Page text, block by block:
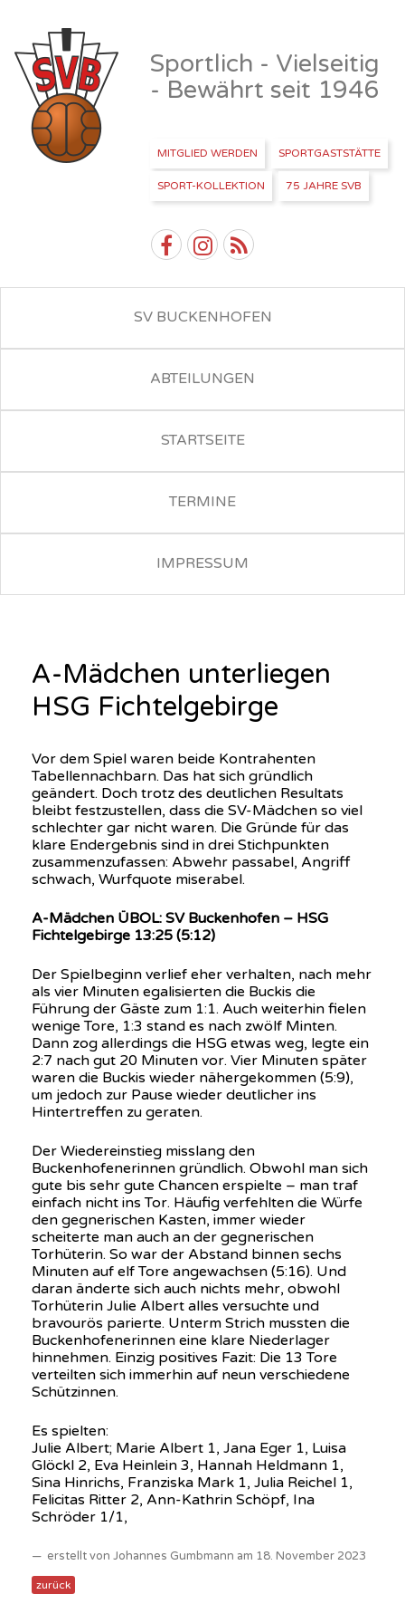
Sportlich - Vielseitig
- Bewährt seit 1946
MITGLIED WERDEN SPORTGASTSTÄTTE
SPORT-KOLLEKTION 75 JAHRE SVB
SV BUCKENHOFEN
ABTEILUNGEN
STARTSEITE
TERMINE
IMPRESSUM
A-Mädchen unterliegen
HSG Fichtelgebirge
Vor dem Spiel waren beide Kontrahenten
Tabellennachbarn. Das hat sich gründlich
geändert. Doch trotz des deutlichen Resultats
bleibt festzustellen, dass die SV-Mädchen so viel
schlechter gar nicht waren. Die Gründe für das
klare Endergebnis sind in drei Stichpunkten
zusammenzufassen: Abwehr passabel, Angriff
schwach, Wurfquote miserabel.
A-Mädchen ÜBOL: SV Buckenhofen – HSG
Fichtelgebirge 13:25 (5:12)
Der Spielbeginn verlief eher verhalten, nach mehr
als vier Minuten egalisierten die Buckis die
Führung der Gäste zum 1:1. Auch weiterhin fielen
wenige Tore, 1:3 stand es nach zwölf Minten.
Dann zog allerdings die HSG etwas weg, legte ein
2:7 nach gut 20 Minuten vor. Vier Minuten später
waren die Buckis wieder nähergekommen (5:9),
um jedoch zur Pause wieder deutlicher ins
Hintertreffen zu geraten.
Der Wiedereinstieg misslang den
Buckenhofenerinnen gründlich. Obwohl man sich
gute bis sehr gute Chancen erspielte – man traf
einfach nicht ins Tor. Häufig verfehlten die Würfe
den gegnerischen Kasten, immer wieder
scheiterte man auch an der gegnerischen
Torhüterin. So war der Abstand binnen sechs
Minuten auf elf Tore angewachsen (5:16). Und
daran änderte sich auch nichts mehr, obwohl
Torhüterin Julie Albert alles versuchte und
bravourös parierte. Unterm Strich mussten die
Buckenhofenerinnen eine klare Niederlager
hinnehmen. Einzig positives Fazit: Die 13 Tore
verteilten sich immerhin auf neun verschiedene
Schützinnen.
Es spielten:
Julie Albert; Marie Albert 1, Jana Eger 1, Luisa
Glöckl 2, Eva Heinlein 3, Hannah Heldmann 1,
Sina Hinrichs, Franziska Mark 1, Julia Reichel 1,
Felicitas Ritter 2, Ann-Kathrin Schöpf, Ina
Schröder 1/1,
erstellt von Johannes Gumbmann am 18. November 2023
zurück